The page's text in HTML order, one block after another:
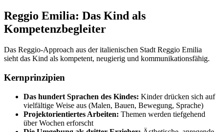
Reggio Emilia: Das Kind als
Kompetenzbegleiter
Das Reggio-Approach aus der italienischen Stadt Reggio Emilia
sieht das Kind als kompetent, neugierig und kommunikationsfähig.
Kernprinzipien
Das hundert Sprachen des Kindes: Kinder drücken sich auf
vielfältige Weise aus (Malen, Bauen, Bewegung, Sprache)
Projektorientiertes Arbeiten: Themen werden tiefgehend
über Wochen erforscht